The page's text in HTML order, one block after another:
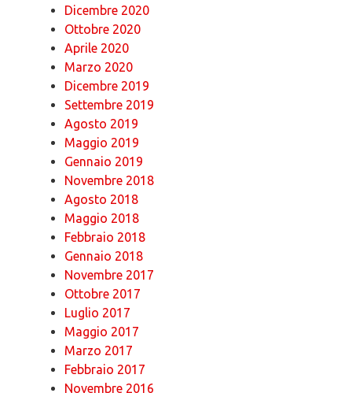
Dicembre 2020
Ottobre 2020
Aprile 2020
Marzo 2020
Dicembre 2019
Settembre 2019
Agosto 2019
Maggio 2019
Gennaio 2019
Novembre 2018
Agosto 2018
Maggio 2018
Febbraio 2018
Gennaio 2018
Novembre 2017
Ottobre 2017
Luglio 2017
Maggio 2017
Marzo 2017
Febbraio 2017
Novembre 2016